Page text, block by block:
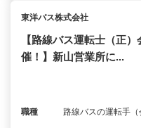
東洋バス株式会社
【路線バス運転士（正
催！】新山営業所に...
職種 路線バスの運転手（